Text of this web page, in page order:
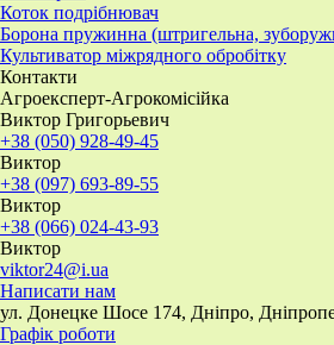
Коток подрібнювач
Борона пружинна (штригельна,
​Культиватор міжрядного обробітку
Контакти
Агроексперт-Агрокомісійка
Виктор Григорьевич
+38 (050) 928-49-45
Виктор
+38 (097) 693-89-55
Виктор
+38 (066) 024-43-93
Виктор
viktor24@i.ua
Написати нам
ул. Донецке Шосе 174, Дніпро,
Графік роботи